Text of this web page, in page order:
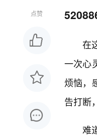
点赞
在
一次心
烦恼，
告打断
难